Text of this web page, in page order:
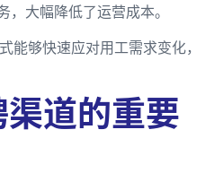
大幅降低了运营成本。
能够快速应对用工需求变化，
道的重要